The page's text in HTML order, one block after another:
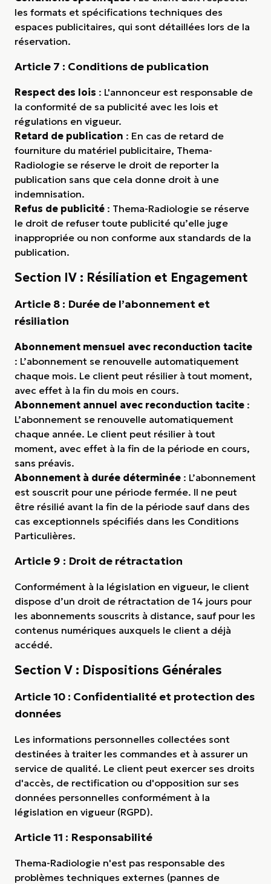
les formats et spécifications techniques des
espaces publicitaires, qui sont détaillées lors de la
réservation.
Article 7 : Conditions de publication
Respect des lois : L'annonceur est responsable de
la conformité de sa publicité avec les lois et
régulations en vigueur.
Retard de publication : En cas de retard de
fourniture du matériel publicitaire, Thema-
Radiologie se réserve le droit de reporter la
publication sans que cela donne droit à une
indemnisation.
Refus de publicité : Thema-Radiologie se réserve
le droit de refuser toute publicité qu’elle juge
inappropriée ou non conforme aux standards de la
publication.
Section IV : Résiliation et Engagement
Article 8 : Durée de l’abonnement et
résiliation
Abonnement mensuel avec reconduction tacite
: L’abonnement se renouvelle automatiquement
chaque mois. Le client peut résilier à tout moment,
avec effet à la fin du mois en cours.
Abonnement annuel avec reconduction tacite :
L’abonnement se renouvelle automatiquement
chaque année. Le client peut résilier à tout
moment, avec effet à la fin de la période en cours,
sans préavis.
Abonnement à durée déterminée : L’abonnement
est souscrit pour une période fermée. Il ne peut
être résilié avant la fin de la période sauf dans des
cas exceptionnels spécifiés dans les Conditions
Particulières.
Article 9 : Droit de rétractation
Conformément à la législation en vigueur, le client
dispose d’un droit de rétractation de 14 jours pour
les abonnements souscrits à distance, sauf pour les
contenus numériques auxquels le client a déjà
accédé.
Section V : Dispositions Générales
Article 10 : Confidentialité et protection des
données
Les informations personnelles collectées sont
destinées à traiter les commandes et à assurer un
service de qualité. Le client peut exercer ses droits
d'accès, de rectification ou d'opposition sur ses
données personnelles conformément à la
législation en vigueur (RGPD).
Article 11 : Responsabilité
Thema-Radiologie n'est pas responsable des
problèmes techniques externes (pannes de